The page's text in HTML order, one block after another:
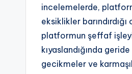
incelemelerde,
eksiklikler
platformun şeffaf
kıyaslandığında
gecikmeler ve